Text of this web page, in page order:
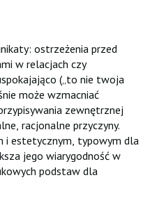
ostrzeżenia przed
w relacjach czy
(„to nie twoja
może wzmacniać
zewnętrznej
racjonalne przyczyny.
i estetycznym, typowym dla
jego wiarygodność w
podstaw dla